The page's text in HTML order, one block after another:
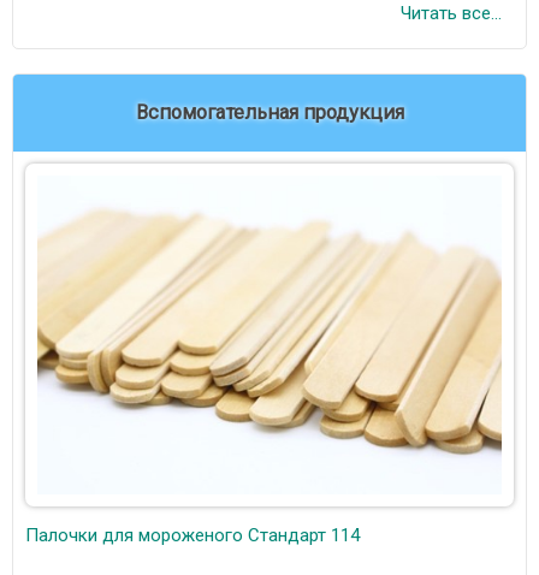
Читать все...
Вспомогательная продукция
Палочки для мороженого Стандарт 114